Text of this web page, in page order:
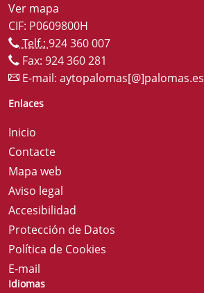
Ver mapa
CIF: P0609800H
Telf.: 924 360 007
Fax: 924 360 281
E-mail: aytopalomas[@]palomas.es
Enlaces
Inicio
Contacte
Mapa web
Aviso legal
Accesibilidad
Protección de Datos
Política de Cookies
E-mail
Idiomas